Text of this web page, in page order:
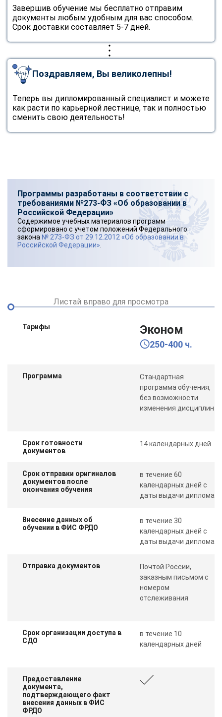
Завершив обучение мы бесплатно отправим
документы любым удобным для вас способом.
Срок доставки составляет 5-7 дней.
Поздравляем, Вы великолепны!
Теперь вы дипломированный специалист и можете
как расти по карьерной лестнице, так и полностью
сменить свою деятельность!
Программы разработаны в соответствии с
требованиями №273-ФЗ «Об образовании в
Российской Федерации»
Содержимое учебных материалов программ
сформировано с учетом положений Федерального
закона № 273-ФЗ от 29.12.2012 «Об образовании в
Российской Федерации»
Листай вправо для просмотра
Тарифы Эконом
250-400 ч.
Программа
Стандартная
программа обучения,
без возможности
изменения дисциплин
Срок готовности
документов
14 календарных дней
Срок отправки оригиналов
документов после
окончания обучения
в течение 60
календарных дней с
даты выдачи диплома
Внесение данных об
обучении в ФИС ФРДО
в течение 30
календарных дней с
даты выдачи диплома
Отправка документов
Почтой России,
заказным письмом с
номером
отслеживания
Срок организации доступа в
СДО
в течение 10
календарных дней
Предоставление
документа,
подтверждающего факт
внесения данных в ФИС
ФРДО